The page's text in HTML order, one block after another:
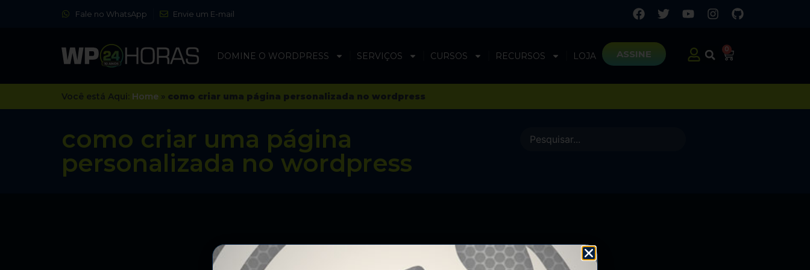
Fale no WhatsApp Envie um E-mail
DOMINE O WORDPRESS SERVIÇOS CURSOS RECURSOS LOJA ASSINE 0
Você está Aqui: Home » como criar uma página personalizada no wordpress
como criar uma página
personalizada no wordpress